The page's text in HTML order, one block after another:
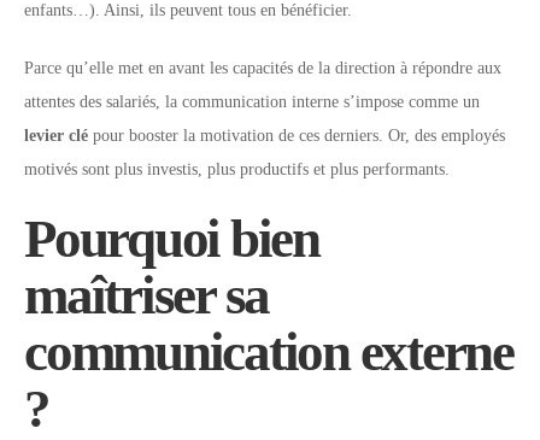
enfants…). Ainsi, ils peuvent tous en bénéficier.
Parce qu’elle met en avant les capacités de la direction à répondre aux
attentes des salariés, la communication interne s’impose comme un
levier clé pour booster la motivation de ces derniers. Or, des employés
motivés sont plus investis, plus productifs et plus performants.
Pourquoi bien
maîtriser sa
communication externe
?